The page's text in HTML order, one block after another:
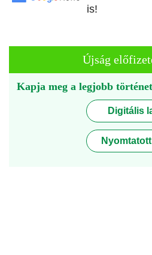
is!
Újság
Kapja meg a legjobb
Digitális